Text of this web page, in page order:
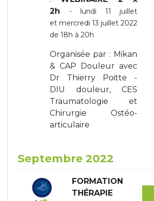
2h - lundi 11 juillet
et mercredi 13 juillet 2022
de 18h à 20h
Organisée par : Mikan
& CAP Douleur avec
Dr Thierry Poitte -
DIU douleur, CES
Traumatologie et
Chirurgie Ostéo-
articulaire
Septembre 2022
FORMATION
THÉRAPIE